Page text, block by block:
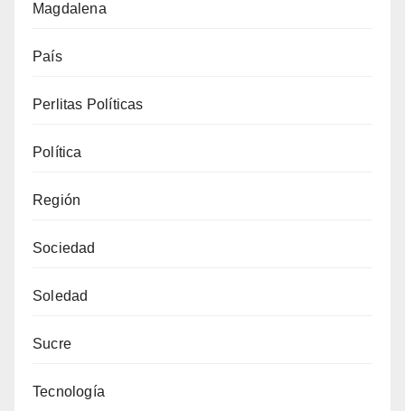
Magdalena
País
Perlitas Políticas
Política
Región
Sociedad
Soledad
Sucre
Tecnología